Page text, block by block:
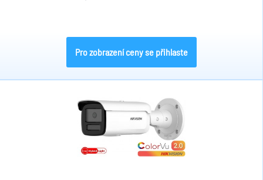
Pro zobrazení ceny se přihlaste